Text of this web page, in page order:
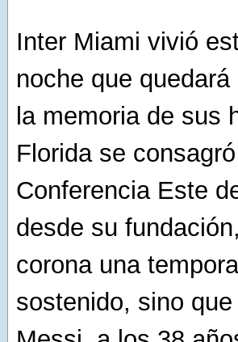
Inter Miami vivió
noche que
la memoria de sus
Florida se
Conferencia Este
desde su
corona una
sostenido, sino